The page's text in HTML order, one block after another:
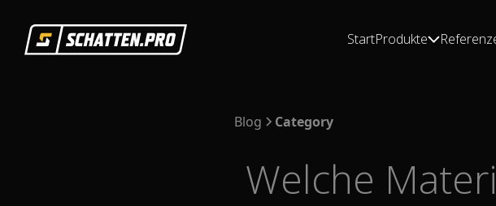
StartProdukte
Blog Category
Welche